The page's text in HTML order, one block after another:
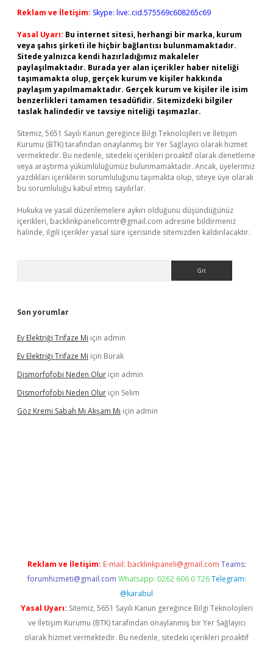
Reklam ve İletişim: Skype: live:.cid.575569c608265c69
Yasal Uyarı: Bu internet sitesi, herhangi bir marka, kurum
veya şahıs şirketi ile hiçbir bağlantısı bulunmamaktadır.
Sitede yalnızca kendi hazırladığımız makaleler
paylaşılmaktadır. Burada yer alan içerikler haber niteliği
taşımamakta olup, gerçek kurum ve kişiler hakkında
paylaşım yapılmamaktadır. Gerçek kurum ve kişiler ile isim
benzerlikleri tamamen tesadüfidir. Sitemizdeki bilgiler
taslak halindedir ve tavsiye niteliği taşımazlar.
Sitemiz, 5651 Sayılı Kanun gereğince Bilgi Teknolojileri ve İletişim
Kurumu (BTK) tarafından onaylanmış bir Yer Sağlayıcı olarak hizmet
vermektedir. Bu nedenle, sitedeki içerikleri proaktif olarak denetleme
veya araştırma yükümlülüğümüz bulunmamaktadır. Ancak, üyelerimiz
yazdıkları içeriklerin sorumluluğunu taşımakta olup, siteye üye olarak
bu sorumluluğu kabul etmiş sayılırlar.
Hukuka ve yasal düzenlemelere aykırı olduğunu düşündüğünüz
içerikleri, backlinkpanelicomtr@gmail.com adresine bildirmeniz
halinde, ilgili içerikler yasal süre içerisinde sitemizden kaldırılacaktır.
Son yorumlar
Ev Elektriği Trifaze Mi için admin
Ev Elektriği Trifaze Mi için Burak
Dismorfofobi Neden Olur için admin
Dismorfofobi Neden Olur için Selim
Göz Kremi Sabah Mı Akşam Mı için admin
Reklam ve İletişim: E-mail: backlinkpaneli@gmail.com Teams:
forumhizmeti@gmail.com Whatsapp: 0262 606 0 726 Telegram:
@karabul
Yasal Uyarı: Sitemiz, 5651 Sayılı Kanun gereğince Bilgi Teknolojileri
ve İletişim Kurumu (BTK) tarafından onaylanmış bir Yer Sağlayıcı
olarak hizmet vermektedir. Bu nedenle, sitedeki içerikleri proaktif